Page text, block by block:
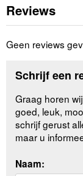
Reviews
Geen reviews
Schrijf een
Graag horen
goed, leuk,
schrijf gerust
maar u
Naam: